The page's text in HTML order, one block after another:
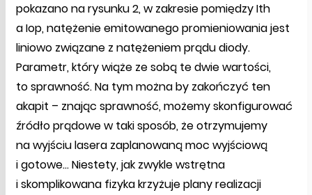
pokazano na rysunku 2, w zakresie pomiędzy Ith
a Iop, natężenie emitowanego promieniowania jest
liniowo związane z natężeniem prądu diody.
Parametr, który wiąże ze sobą te dwie wartości,
to sprawność. Na tym można by zakończyć ten
akapit – znając sprawność, możemy skonfigurować
źródło prądowe w taki sposób, że otrzymujemy
na wyjściu lasera zaplanowaną moc wyjściową
i gotowe… Niestety, jak zwykle wstrętna
i skomplikowana fizyka krzyżuje plany realizacji